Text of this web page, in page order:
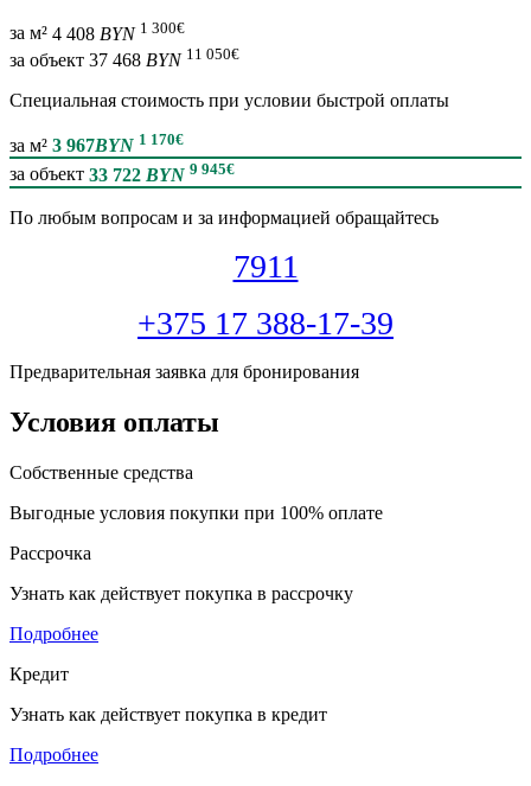
за м² 4 408 BYN 1 300€
за объект 37 468 BYN 11 050€
Специальная cтоимость при условии быстрой оплаты
за м² 3 967BYN 1 170€
за объект 33 722 BYN 9 945€
По любым вопросам и за информацией обращайтесь
7911
+375 17 388-17-39
Предварительная заявка для бронирования
Условия оплаты
Собственные средства
Выгодные условия покупки при 100% оплате
Рассрочка
Узнать как действует покупка в рассрочку
Подробнее
Кредит
Узнать как действует покупка в кредит
Подробнее